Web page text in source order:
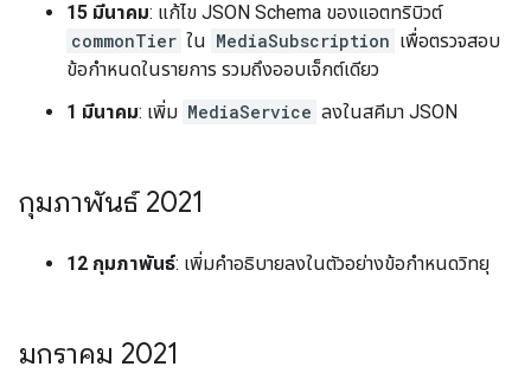
15 มีนาคม: แก้ไข JSON Schema ของแอตทริบิวต์
commonTier ใน MediaSubscription เพื่อตรวจสอบ
ข้อกำหนดในรายการ รวมถึงออบเจ็กต์เดียว
1 มีนาคม: เพิ่ม MediaService ลงในสคีมา JSON
กุมภาพันธ์ 2021
12 กุมภาพันธ์: เพิ่มคำอธิบายลงในตัวอย่างข้อกำหนดวิทยุ
มกราคม 2021